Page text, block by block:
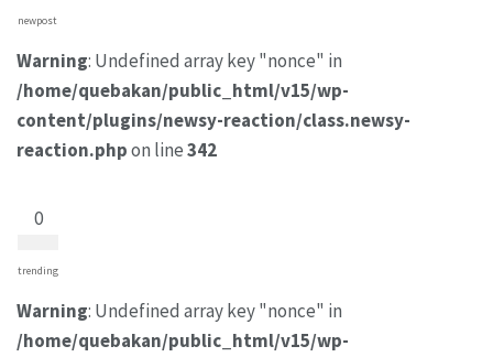
newpost
Warning: Undefined array key "nonce" in
/home/quebakan/public_html/v15/wp-
content/plugins/newsy-reaction/class.newsy-
reaction.phpon line342
0
trending
Warning: Undefined array key "nonce" in
/home/quebakan/public_html/v15/wp-